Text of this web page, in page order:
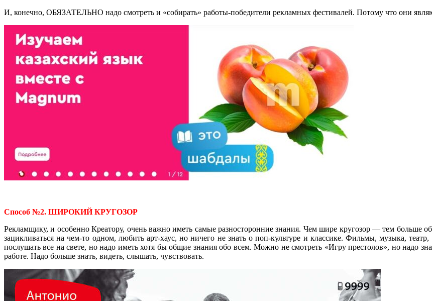
И, конечно, ОБЯЗАТЕЛЬНО надо смотреть и «собирать» работы-победители рекламных фестивалей. Потому что они
Способ №2. ШИРОКИЙ КРУГОЗОР
Рекламщику, и особенно Креатору, очень важно иметь самые разносторонние знания. Чем шире кругозор — тем больше
зацикливаться на чем-то одном, любить арт-хаус, но ничего не знать о поп-культуре и классике. Фильмы, музыка,
послушать все на свете, но надо иметь хотя бы общие знания обо всем. Можно не смотреть «Игру престолов», но надо
работе. Надо больше знать, видеть, слышать, чувствовать.